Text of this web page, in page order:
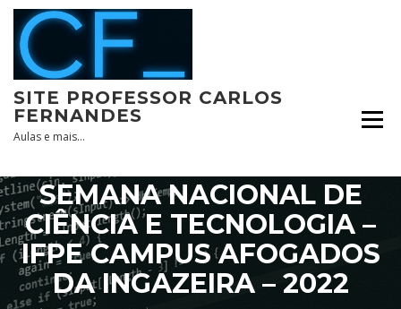
Skip
content
SITE PROFESSOR CARLOS
FERNANDES
Aulas e mais…
SEMANA NACIONAL DE
CIÊNCIA E TECNOLOGIA –
IFPE CAMPUS AFOGADOS
DA INGAZEIRA – 2022